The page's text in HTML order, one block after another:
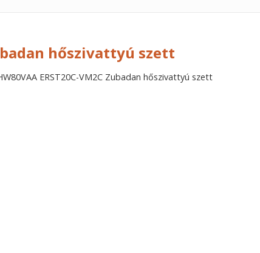
hőszivattyú szett
ERST20C-VM2C Zubadan hőszivattyú szett